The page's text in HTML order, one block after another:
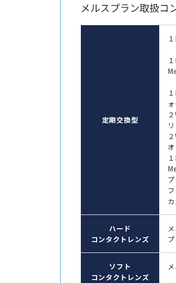
メルスプラン取扱コ
定期交換型
ハード
コンタクトレンズ
ソフト
コンタクトレンズ